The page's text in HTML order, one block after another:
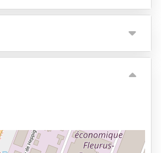
Deze kan apart
mogelijk in circa 20 minuten.
er een toeslag van €5,- per
betaald te worden.